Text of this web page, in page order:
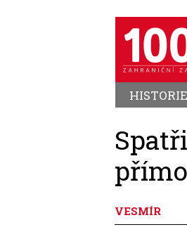
HISTORIE
VESMÍR